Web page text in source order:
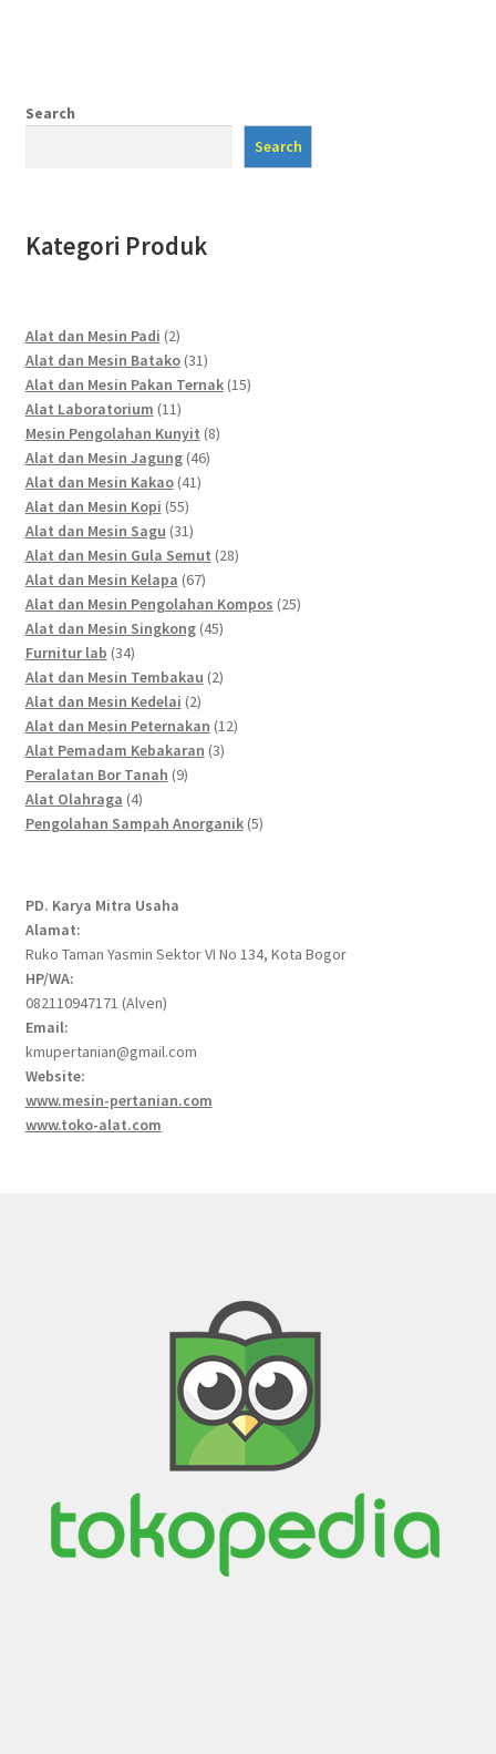
Search
Search
Kategori Produk
Alat dan Mesin Padi 22
products
Alat dan Mesin Batako 3131
products
Alat dan Mesin Pakan Ternak 1515
Alat Laboratorium 1111
products
Mesin Pengolahan Kunyit 88
Alat dan Mesin Jagung 4646
Alat dan Mesin Kakao 4141
Alat dan Mesin Kopi 5555
products
Alat dan Mesin Sagu 3131
products
Alat dan Mesin Gula Semut 2828
Alat dan Mesin Kelapa 6767
products
Alat dan Mesin Pengolahan Kompos 2525
Alat dan Mesin Singkong 4545
Furnitur lab 3434
products
Alat dan Mesin Tembakau 22
Alat dan Mesin Kedelai 22
products
Alat dan Mesin Peternakan 1212
Alat Pemadam Kebakaran 33
Peralatan Bor Tanah 99
Alat Olahraga 44
products
Pengolahan Sampah Anorganik 55
PD. Karya Mitra Usaha
Alamat:
Ruko Taman Yasmin Sektor VI No 134, Kota Bogor
HP/WA:
082110947171 (Alven)
Email:
kmupertanian@gmail.com
Website:
www.mesin-pertanian.com
www.toko-alat.com